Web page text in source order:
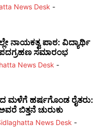
News Desk -
ನಾಯಕತ್ವ ಪಾಠ: ವಿದ್ಯಾರ್ಥಿ
ಸಮಾರಂಭ
News Desk -
ಮಳೆಗೆ ಹರ್ಷಗೊಂಡ ರೈತರು:
ಬಿತ್ತನೆ ಚುರುಕು
News Desk -